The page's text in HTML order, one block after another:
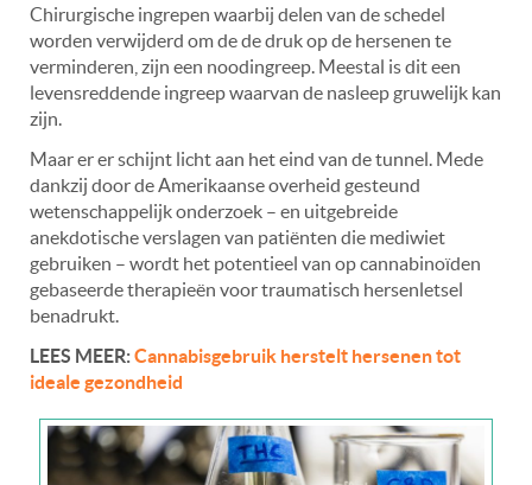
Chirurgische ingrepen waarbij delen van de schedel
worden verwijderd om de de druk op de hersenen te
verminderen, zijn een noodingreep. Meestal is dit een
levensreddende ingreep waarvan de nasleep gruwelijk kan
zijn.
Maar er er schijnt licht aan het eind van de tunnel. Mede
dankzij door de Amerikaanse overheid gesteund
wetenschappelijk onderzoek – en uitgebreide
anekdotische verslagen van patiënten die mediwiet
gebruiken – wordt het potentieel van op cannabinoïden
gebaseerde therapieën voor traumatisch hersenletsel
benadrukt.
LEES MEER:Cannabisgebruik herstelt hersenen tot
ideale gezondheid